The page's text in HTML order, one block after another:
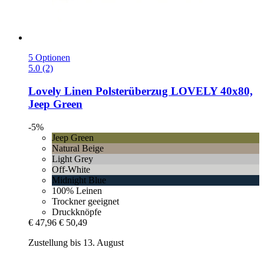
5 Optionen
5.0 (2)
Lovely Linen Polsterüberzug LOVELY 40x80,
Jeep Green
-5%
Jeep Green
Natural Beige
Light Grey
Off-White
Midnight Blue
100% Leinen
Trockner geeignet
Druckknöpfe
€ 47,96 € 50,49
Zustellung bis 13. August